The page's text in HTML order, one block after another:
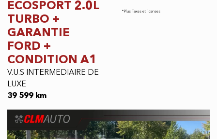
ECOSPORT 2.0L
TURBO +
GARANTIE
FORD +
CONDITION A1
V.U.S INTERMEDIAIRE DE
LUXE
39 599 km
*Plus Taxes et licenses